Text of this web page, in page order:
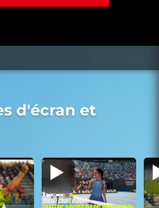
d'écran et